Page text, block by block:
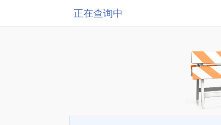
正在查询中